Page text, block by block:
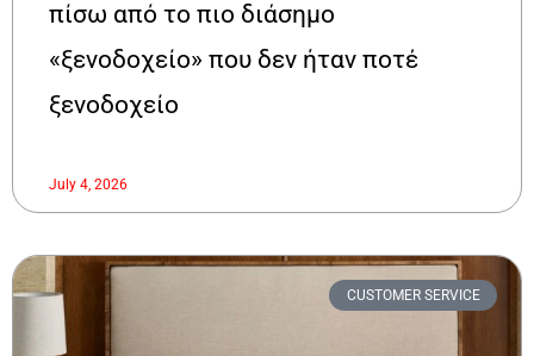
πίσω από το πιο διάσημο
«ξενοδοχείο» που δεν ήταν ποτέ
ξενοδοχείο
July 4, 2026
CUSTOMER SERVICE